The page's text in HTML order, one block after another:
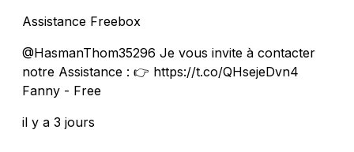
Assistance Freebox
@HasmanThom35296 Je vous invite à contacter
notre Assistance : 👉 https://t.co/QHsejeDvn4
Fanny - Free
il y a 3 jours